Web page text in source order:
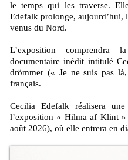
le temps qui les traverse.
Edefalk prolonge, aujourd’hui,
venus du Nord.
L’exposition
documentaire inédit intitulé
drömmer (« Je ne suis pas
français.
Cecilia Edefalk réalisera
l’exposition « Hilma af Klint
août 2026), où elle entrera en